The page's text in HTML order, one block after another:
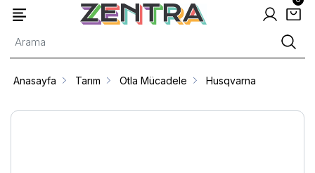
Anasayfa Tarım Otla Mücadele Husqvarna